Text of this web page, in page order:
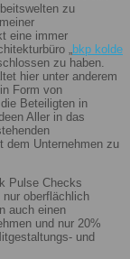
zu
eine immer
„bkp kolde
zu haben.
hier unter anderem
Form von
Beteiligten in
Aller in das
dem Unternehmen zu
Pulse Checks
oberflächlich
auch einen
und nur 20%
und